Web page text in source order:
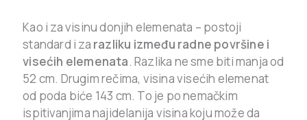
Kao i za visinu donjih elemenata – postoji
standard i za razliku između radne površine i
visećih elemenata. Razlika ne sme biti manja od
52 cm. Drugim rečima, visina visećih elemenat
od poda biće 143 cm. To je po nemačkim
ispitivanjima najidelanija visina koju može da